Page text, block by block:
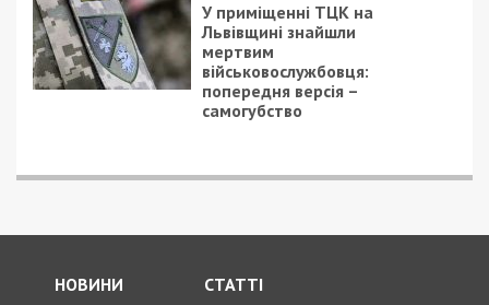
У приміщенні ТЦК на
Львівщині знайшли
мертвим
військовослужбовця:
попередня версія –
самогубство
НОВИНИ СТАТТІ